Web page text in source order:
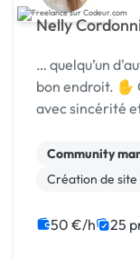
Nelly
… quelqu’un
bon endroit. ✋
avec sincérité
Community
Création de
50 €/h 25